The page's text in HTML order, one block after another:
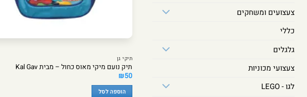
צעצועים ומשחקים
כללי
גלגלים
צעצועי מכוניות
לגו - LEGO
תיקי גן
תיק נועם מיקי מאוס כחול – מבית Kal Gav
₪50
הוספה לסל